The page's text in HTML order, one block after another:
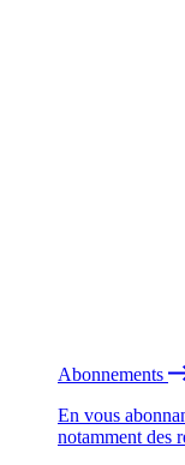
Abonnements
En vous
notamment des